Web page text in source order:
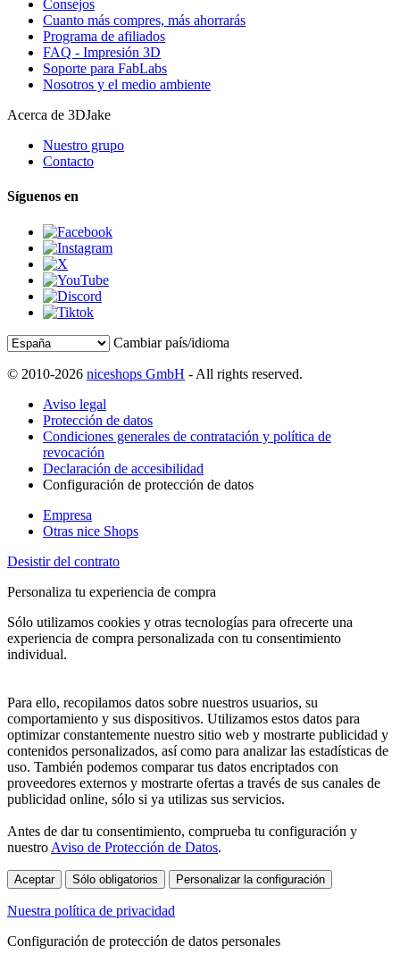
Consejos
Cuanto más compres, más ahorrarás
Programa de afiliados
FAQ - Impresión 3D
Soporte para FabLabs
Nosotros y el medio ambiente
Acerca de 3DJake
Nuestro grupo
Contacto
Síguenos en
Cambiar país/idioma
© 2010-2026 niceshops GmbH - All rights reserved.
Aviso legal
Protección de datos
Condiciones generales de contratación y política de
revocación
Declaración de accesibilidad
Configuración de protección de datos
Empresa
Otras nice Shops
Desistir del contrato
Personaliza tu experiencia de compra
Sólo utilizamos cookies y otras tecnologías para ofrecerte una
experiencia de compra personalizada con tu consentimiento
individual.
Para ello, recopilamos datos sobre nuestros usuarios, su
comportamiento y sus dispositivos. Utilizamos estos datos para
optimizar constantemente nuestro sitio web y mostrarte publicidad y
contenidos personalizados, así como para analizar las estadísticas de
uso. También podemos comparar tus datos encriptados con
proveedores externos y mostrarte ofertas a través de sus canales de
publicidad online, sólo si ya utilizas sus servicios.
Antes de dar tu consentimiento, comprueba tu configuración y
nuestro Aviso de Protección de Datos.
Aceptar Sólo obligatorios Personalizar la configuración
Nuestra política de privacidad
Configuración de protección de datos personales